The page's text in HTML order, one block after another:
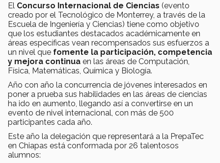
El Concurso Internacional de Ciencias (evento
creado por el Tecnológico de Monterrey, a través de la
Escuela de Ingeniería y Ciencias) tiene como objetivo
que los estudiantes destacados académicamente en
áreas específicas vean recompensados sus esfuerzos a
un nivel que fomente la participación, competencia
y mejora continua en las áreas de Computación,
Física, Matemáticas, Química y Biología.
Año con año la concurrencia de jóvenes interesados en
poner a prueba sus habilidades en las áreas de ciencias
ha ido en aumento, llegando así a convertirse en un
evento de nivel internacional, con más de 500
participantes cada año.
Este año la delegación que representará a la PrepaTec
en Chiapas está conformada por 26 talentosos
alumnos: